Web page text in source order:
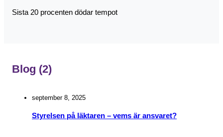
Sista 20 procenten dödar tempot
Blog (2)
september 8, 2025
Styrelsen på läktaren – vems är ansvaret?